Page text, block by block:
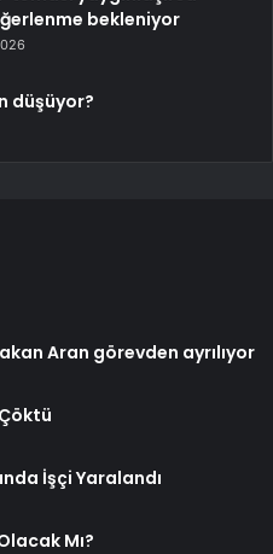
bekleniyor
düşüyor?
Aran görevden ayrılıyor
İşçi Yaralandı
Mı?